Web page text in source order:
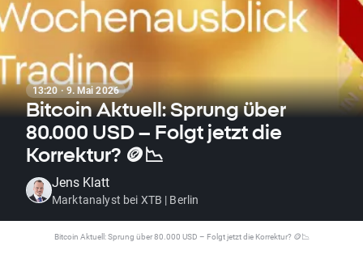
13:20 · 9. Mai 2026
Bitcoin Aktuell: Sprung über
80.000 USD – Folgt jetzt die
Korrektur? 🪙📉
Jens Klatt
Marktanalyst bei XTB | Berlin
Bitcoin Aktuell: Sprung über 80.000 USD – Folgt jetzt die Korrektur? 🪙📉